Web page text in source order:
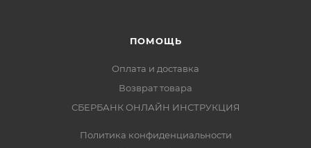
ПОМОЩЬ
Оплата и доставка
Возврат товара
СБЕРБАНК ОНЛАЙН ИНСТРУКЦИЯ
Политика конфиденциальности